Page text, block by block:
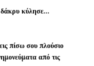
δάκρυ κύλησε…
πίσω σου πλούσιο
από τις